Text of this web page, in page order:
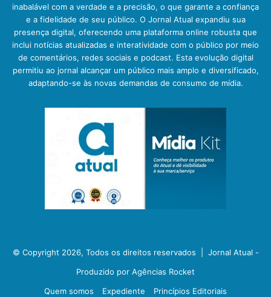
inabalável com a verdade e a precisão, o que garante a confiança
e a fidelidade de seu público. O Jornal Atual expandiu sua
presença digital, oferecendo uma plataforma online robusta que
inclui notícias atualizadas e interatividade com o público por meio
de comentários, redes sociais e podcast. Esta evolução digital
permitiu ao jornal alcançar um público mais amplo e diversificado,
adaptando-se às novas demandas de consumo de mídia.
© Copyright 2026, Todos os direitos reservados | Jornal Atual -
Produzido por Agências Rocket
Quem somos
Expediente
Princípios Editoriais